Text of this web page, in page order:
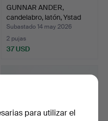
GUNNAR ANDER,
candelabro, latón, Ystad
met…
Subastado 14 may 2026
2 pujas
37 USD
para utilizar el